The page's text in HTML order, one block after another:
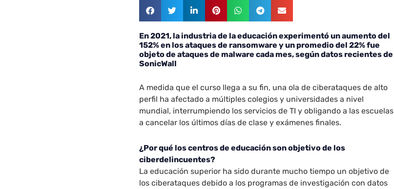
En 2021, la industria de la educación experimentó un aumento del
152% en los ataques de ransomware y un promedio del 22% fue
objeto de ataques de malware cada mes, según datos recientes de
SonicWall
A medida que el curso llega a su fin, una ola de ciberataques de alto
perfil ha afectado a múltiples colegios y universidades a nivel
mundial, interrumpiendo los servicios de TI y obligando a las escuelas
a cancelar los últimos días de clase y exámenes finales.
¿Por qué los centros de educación son objetivo de los
ciberdelincuentes?
La educación superior ha sido durante mucho tiempo un objetivo de
los ciberataques debido a los programas de investigación con datos